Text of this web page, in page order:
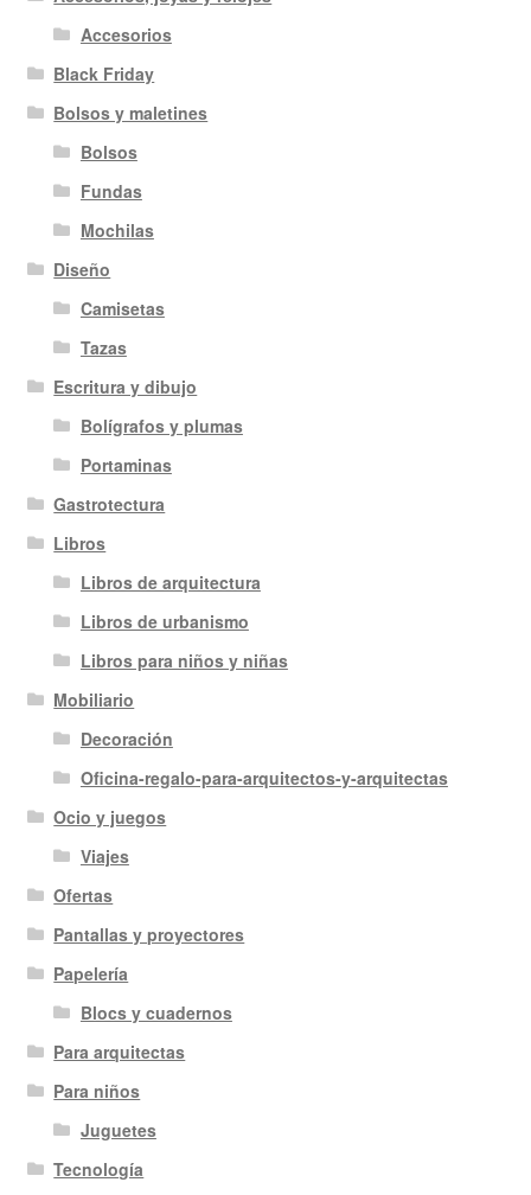
Accesorios
Black Friday
Bolsos y maletines
Bolsos
Fundas
Mochilas
Diseño
Camisetas
Tazas
Escritura y dibujo
Bolígrafos y plumas
Portaminas
Gastrotectura
Libros
Libros de arquitectura
Libros de urbanismo
Libros para niños y niñas
Mobiliario
Decoración
Oficina-regalo-para-arquitectos-y-arquitectas
Ocio y juegos
Viajes
Ofertas
Pantallas y proyectores
Papelería
Blocs y cuadernos
Para arquitectas
Para niños
Juguetes
Tecnología